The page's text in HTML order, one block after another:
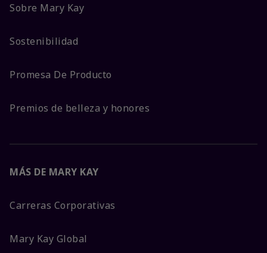
Sobre Mary Kay
Sostenibilidad
Promesa De Producto
Premios de belleza y honores
MÁS DE MARY KAY
Carreras Corporativas
Mary Kay Global